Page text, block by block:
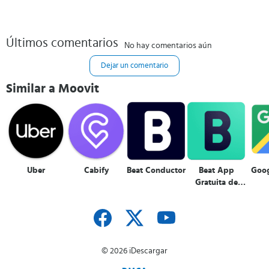
Últimos comentarios No hay comentarios aún
Dejar un comentario
Similar a Moovit
Uber Cabify Beat Conductor
Beat App
Gratuita de
© 2026 iDescargar